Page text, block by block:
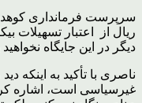
سرپرست فرمانداری
ریال از اعتبار تسهیلات
دیگر در این جایگاه نخواهید
ناصری با تأکید به اینکه
غیرسیاسی است، اشاره